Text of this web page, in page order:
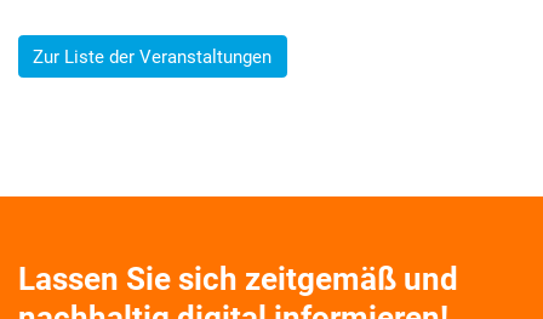
Zur Liste der Veranstaltungen
Lassen Sie sich zeitgemäß und